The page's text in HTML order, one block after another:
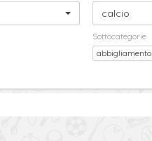
calcio
Sottocategorie
abbigliamento